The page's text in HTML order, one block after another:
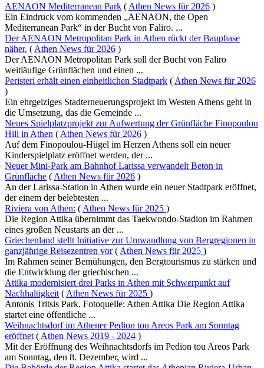
AENAON Mediterranean Park ( Athen News für 2026 )
Ein Eindruck vom kommenden „AENAON, the Open
Mediterranean Park“ in der Bucht von Faliro. ...
Der AENAON Metropolitan Park in Athen rückt der Bauphase
näher. ( Athen News für 2026 )
Der AENAON Metropolitan Park soll der Bucht von Faliro
weitläufige Grünflächen und einen ...
Peristeri erhält einen einheitlichen Stadtpark ( Athen News für 2026
)
Ein ehrgeiziges Stadterneuerungsprojekt im Westen Athens geht in
die Umsetzung, das die Gemeinde ...
Neues Spielplatzprojekt zur Aufwertung der Grünfläche Finopoulou
Hill in Athen ( Athen News für 2026 )
Auf dem Finopoulou-Hügel im Herzen Athens soll ein neuer
Kinderspielplatz eröffnet werden, der ...
Neuer Mini-Park am Bahnhof Larissa verwandelt Beton in
Grünfläche ( Athen News für 2026 )
An der Larissa-Station in Athen wurde ein neuer Stadtpark eröffnet,
der einem der belebtesten ...
Riviera von Athen: ( Athen News für 2025 )
Die Region Attika übernimmt das Taekwondo-Stadion im Rahmen
eines großen Neustarts an der ...
Griechenland stellt Initiative zur Umwandlung von Bergregionen in
ganzjährige Reisezentren vor( Athen News für 2025 )
Im Rahmen seiner Bemühungen, den Bergtourismus zu stärken und
die Entwicklung der griechischen ...
Attika modernisiert drei Parks in Athen mit Schwerpunkt auf
Nachhaltigkeit ( Athen News für 2025 )
Antonis Tritsis Park. Fotoquelle: Athen Attika Die Region Attika
startet eine öffentliche ...
Weihnachtsdorf im Athener Pedion tou Areos Park am Sonntag
eröffnet ( Athen News 2019 - 2024 )
Mit der Eröffnung des Weihnachtsdorfs im Pedion tou Areos Park
am Sonntag, den 8. Dezember, wird ...